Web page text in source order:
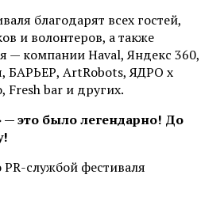
благодарят всех гостей,
и волонтеров, а также
— компании Haval, Яндекс 360,
БАРЬЕР, ArtRobots, ЯДРО х
Fresh bar и других.
это было легендарно! До
службой фестиваля